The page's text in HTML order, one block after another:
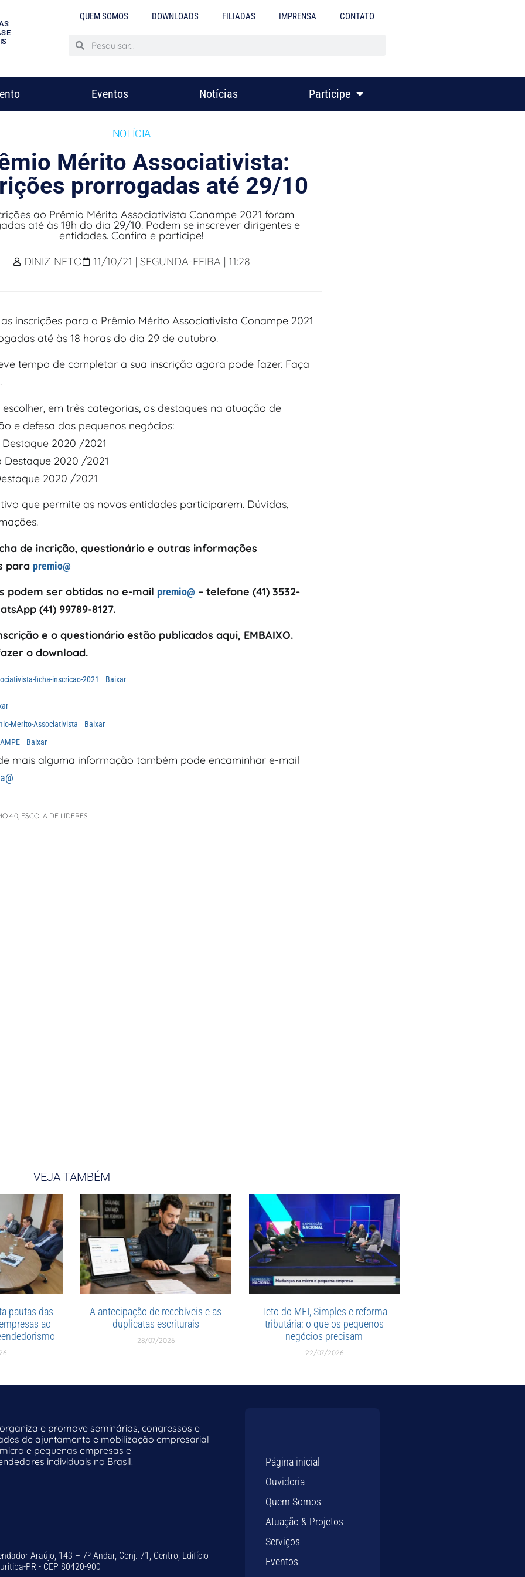
E
QUEM SOMOS DOWNLOADS FILIADAS IMPRENSA CONTATO
Eventos Notícias Participe
NOTÍCIA
Mérito Associativista:
prorrogadas até 29/10
ao Prêmio Mérito Associativista Conampe 2021 foram
até às 18h do dia 29/10. Podem se inscrever dirigentes e
entidades. Confira e participe!
DINIZ NETO
11/10/21 | SEGUNDA-FEIRA | 11:28
inscrições para o Prêmio Mérito Associativista Conampe 2021
até às 18 horas do dia 29 de outubro.
tempo de completar a sua inscrição agora pode fazer. Faça
em três categorias, os destaques na atuação de
e defesa dos pequenos negócios:
2020 /2021
Destaque 2020 /2021
2020 /2021
que permite as novas entidades participarem. Dúvidas,
de incrição, questionário e outras informações
para premio@
podem ser obtidas no e-mail premio@ – telefone (41) 3532-
(41) 99789-8127.
e o questionário estão publicados aqui, EMBAIXO.
o download.
ficha-inscricao-2021 Baixar
Merito-Associativista
Baixar
Baixar
mais alguma informação também pode encaminhar e-mail
4.0 ESCOLA DE LÍDERES
VEJA TAMBÉM
pautas das
ao
A antecipação de recebíveis e as
duplicatas escriturais
28/07/2026
Teto do MEI, Simples e reforma
tributária: o que os pequenos
negócios precisam
22/07/2026
organiza e promove seminários, congressos e
de ajuntamento e mobilização empresarial
e pequenas empresas e
individuais no Brasil.
Araújo, 143 – 7º Andar, Conj. 71, Centro, Edifício
PR - CEP 80420-900
Página inicial
Ouvidoria
Quem Somos
Atuação & Projetos
Serviços
Eventos